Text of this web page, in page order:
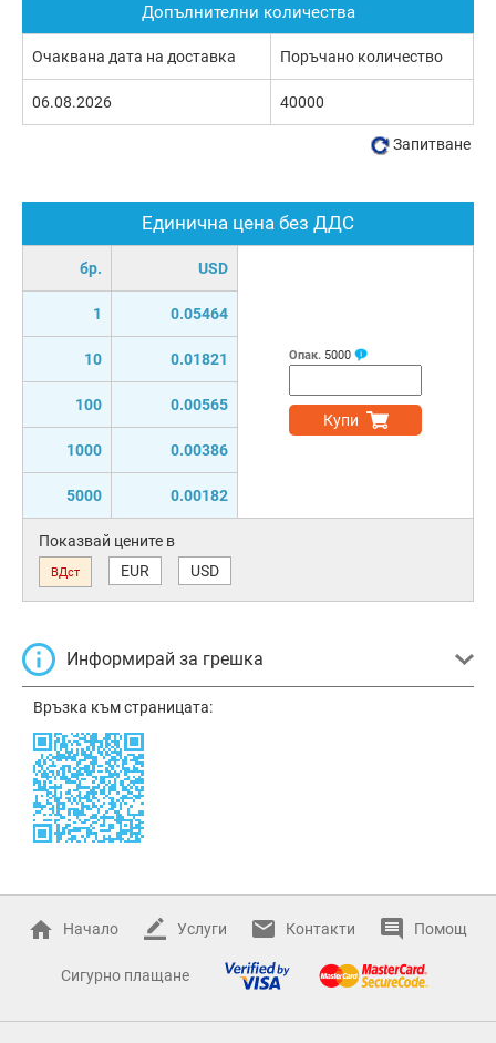
Единична цена без ДДС
бр. USD
1 0.05464
10 0.01821
100 0.00565
1000 0.00386
5000 0.00182
Опак. 5000
Купи
Показвай цените в
ВДст EUR USD
Информирай за грешка
Връзка към страницата:
Допълнителни количества
Очаквана дата на доставка Поръчано количество
06.08.2026 40000
Запитване
Начало Услуги Контакти Помощ
Сигурно плащане